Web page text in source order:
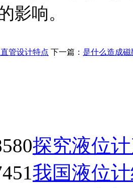
影响。
管设计特点 下一篇： 是什么造成
探究液位
我国液位